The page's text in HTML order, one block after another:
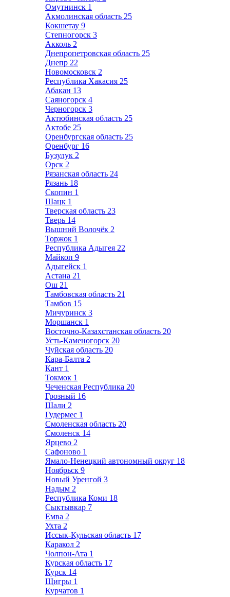
Омутнинск 1
Акмолинская область 25
Кокшетау 9
Степногорск 3
Акколь 2
Днепропетровская область 25
Днепр 22
Новомосковск 2
Республика Хакасия 25
Абакан 13
Саяногорск 4
Черногорск 3
Актюбинская область 25
Актобе 25
Оренбургская область 25
Оренбург 16
Бузулук 2
Орск 2
Рязанская область 24
Рязань 18
Скопин 1
Шацк 1
Тверская область 23
Тверь 14
Вышний Волочёк 2
Торжок 1
Республика Адыгея 22
Майкоп 9
Адыгейск 1
Астана 21
Ош 21
Тамбовская область 21
Тамбов 15
Мичуринск 3
Моршанск 1
Восточно-Казахстанская область 20
Усть-Каменогорск 20
Чуйская область 20
Кара-Балта 2
Кант 1
Токмок 1
Чеченская Республика 20
Грозный 16
Шали 2
Гудермес 1
Смоленская область 20
Смоленск 14
Ярцево 2
Сафоново 1
Ямало-Ненецкий автономный округ 18
Ноябрьск 9
Новый Уренгой 3
Надым 2
Республика Коми 18
Сыктывкар 7
Емва 2
Ухта 2
Иссык-Кульская область 17
Каракол 2
Чолпон-Ата 1
Курская область 17
Курск 14
Щигры 1
Курчатов 1